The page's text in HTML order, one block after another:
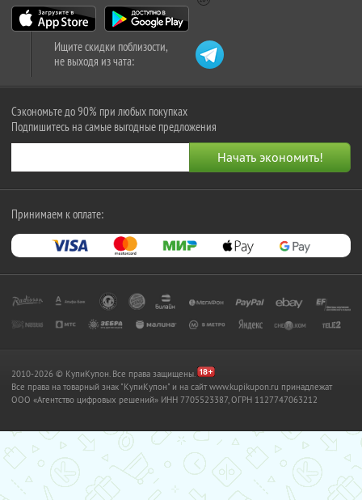
Ищите скидки поблизости,
не выходя из чата:
Сэкономьте до 90% при любых покупках
Подпишитесь на самые выгодные предложения
Принимаем к оплате:
2010-2026 © КупиКупон. Все права защищены.
Все права на товарный знак "КупиКупон" и на сайт www.kupikupon.ru принадлежат
OOO «Агентство цифровых решений» ИНН 7705523387, ОГРН 1127747063212